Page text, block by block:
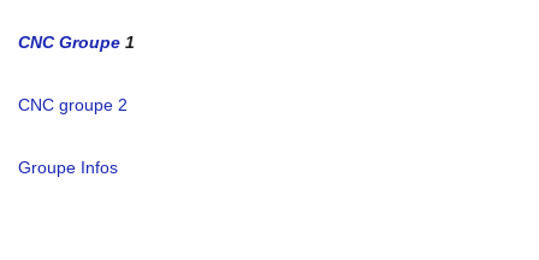
CNC Groupe 1
CNC groupe 2
Groupe Infos